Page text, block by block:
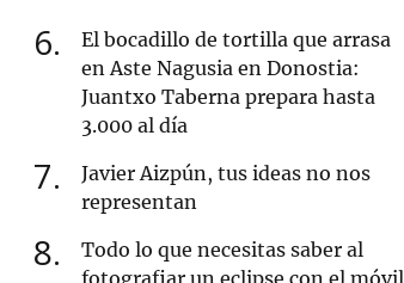
6
El bocadillo de tortilla que arrasa
en Aste Nagusia en Donostia:
Juantxo Taberna prepara hasta
3.000 al día
7
Javier Aizpún, tus ideas no nos
representan
8
Todo lo que necesitas saber al
fotografiar un eclipse con el móvil